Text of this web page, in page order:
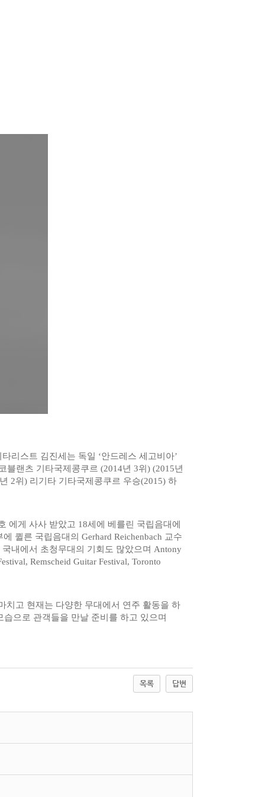
리스트 김진세는 독일 ‘안드레스 세고비아’
랜츠 기타국제콩쿠르 (2014년 3위) (2015년
2위) 리기타 기타국제콩쿠르 우승(2015) 하
에게 사사 받았고 18세에 베를린 국립음대에
퀼른 국립음대의 Gerhard Reichenbach 교수
내에서 초청무대의 기회도 많았으며 Antony
Remscheid Guitar Festival, Toronto
치고 현재는 다양한 무대에서 연주 활동을 하
으로 관객들을 만날 준비를 하고 있으며
목록 답변